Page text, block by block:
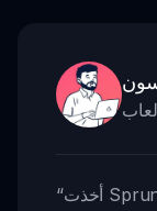
“أخذت Sprunked 2.0 متعتي من Incredibox